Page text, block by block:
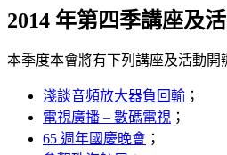
2014 年第四季講座及
本季度本會將有下列講座及活動開
淺談音頻放大器負回輸 ；
電視廣播 – 數碼電視 ；
65 週年國慶晚會 ；